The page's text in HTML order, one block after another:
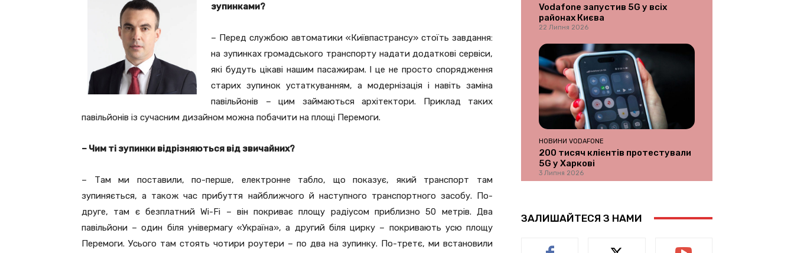
зупинками?
– Перед службою автоматики «Київпастрансу» стоїть завдання:
на зупинках громадського транспорту надати додаткові сервіси,
які будуть цікаві нашим пасажирам. І це не просто спорядження
старих зупинок устаткуванням, а модернізація і навіть заміна
павільйонів – цим займаються архітектори. Приклад таких
павільйонів із сучасним дизайном можна побачити на площі Перемоги.
– Чим ті зупинки відрізняються від звичайних?
– Там ми поставили, по-перше, електронне табло, що показує, який транспорт там
зупиняється, а також час прибуття найближчого й наступного транспортного засобу. По-
друге, там є безплатний Wi-Fi – він покриває площу радіусом приблизно 50 метрів. Два
павільйони – один біля універмагу «Україна», а другий біля цирку – покривають усю площу
Перемоги. Усього там стоять чотири роутери – по два на зупинку. По-третє, ми встановили
Vodafone запустив 5G у всіх
районах Києва
22 Липня 2026
НОВИНИ VODAFONE
200 тисяч клієнтів протестували
5G у Харкові
3 Липня 2026
ЗАЛИШАЙТЕСЯ З НАМИ